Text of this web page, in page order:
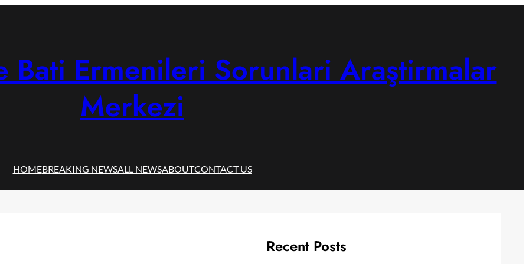
Bati Ermenileri Sorunlari Araştirmalar
Merkezi
HOMEBREAKING NEWSALL NEWSABOUTCONTACT US
Recent Posts